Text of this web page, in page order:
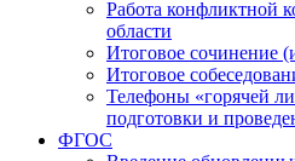
Работа конфликтной
области
Итоговое сочинение
Итоговое
Телефоны «горячей
подготовки и
ФГОС